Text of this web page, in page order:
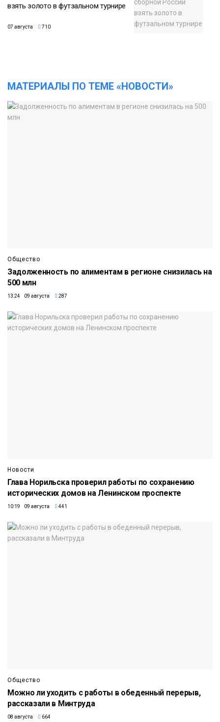
взять золото в футзальном турнире
07 августа 710
МАТЕРИАЛЫ ПО ТЕМЕ «НОВОСТИ»
Общество
Задолженность по алиментам в регионе снизилась на
500 млн
13:24 09 августа 287
Новости
Глава Норильска проверил работы по сохранению
исторических домов на Ленинском проспекте
10:19 09 августа 441
Общество
Можно ли уходить с работы в обеденный перерыв,
рассказали в Минтруда
08 августа 664